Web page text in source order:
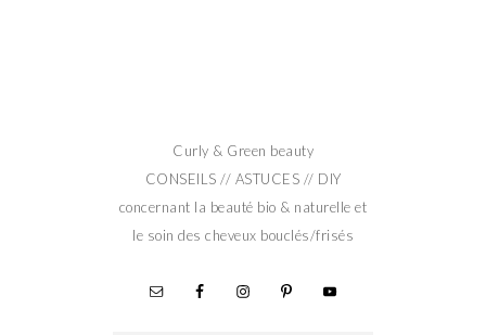
Curly & Green beauty
CONSEILS // ASTUCES // DIY
concernant la beauté bio & naturelle et
le soin des cheveux bouclés/frisés